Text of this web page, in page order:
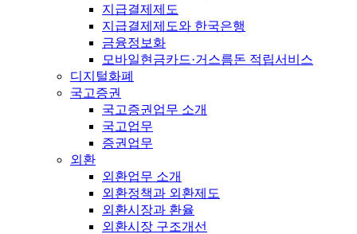
지급결제제도
지급결제제도와 한국은행
금융정보화
모바일현금카드·거스름돈 적립서비스
디지털화폐
국고증권
국고증권업무 소개
국고업무
증권업무
외환
외환업무 소개
외환정책과 외환제도
외환시장과 환율
외환시장 구조개선